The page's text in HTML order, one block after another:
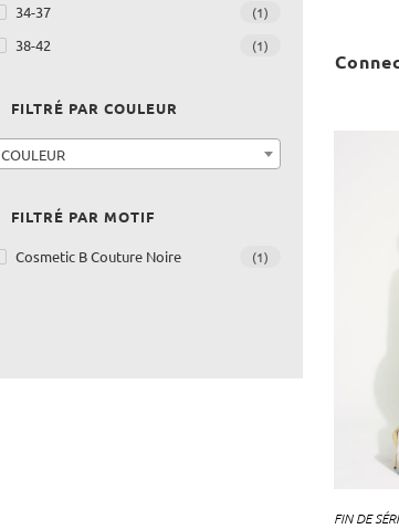
34-37 (1)
38-42 (1)
FILTRÉ PAR COULEUR
COULEUR
FILTRÉ PAR MOTIF
Cosmetic B Couture Noire (1)
FIN DE